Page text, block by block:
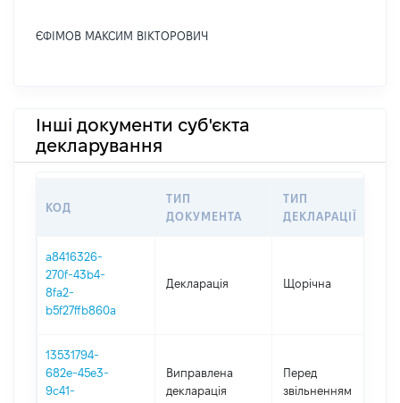
ЄФІМОВ МАКСИМ ВІКТОРОВИЧ
Інші документи суб'єкта
декларування
КОД
ТИП
ДОКУМЕНТА
ТИП
ДЕКЛАРАЦІЇ
a8416326-
270f-43b4-
8fa2-
b5f27ffb860a
Декларація Щорічна
13531794-
682e-45e3-
9c41-
Виправлена
декларація
Перед
звільненням